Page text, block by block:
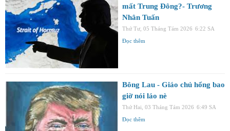
mất Trung Đông?- Trương
Nhân Tuấn
Thứ Tư, 05 Tháng Tám 2026 6:22 SA
Đọc thêm
Bông Lau - Giáo chủ hổng bao
giờ nói láo nè
Thứ Hai, 03 Tháng Tám 2026 6:49 SA
Đọc thêm